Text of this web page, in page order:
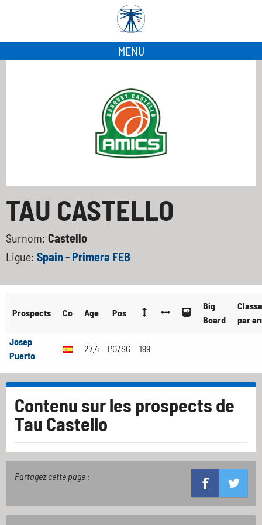
MENU
TAU CASTELLO
Surnom: Castello
Ligue: Spain - Primera FEB
Prospects Co Age Pos
Big
Board
par
Josep
Puerto
27.4 PG/SG 199
Contenu sur les prospects de
Tau Castello
Partagez cette page :